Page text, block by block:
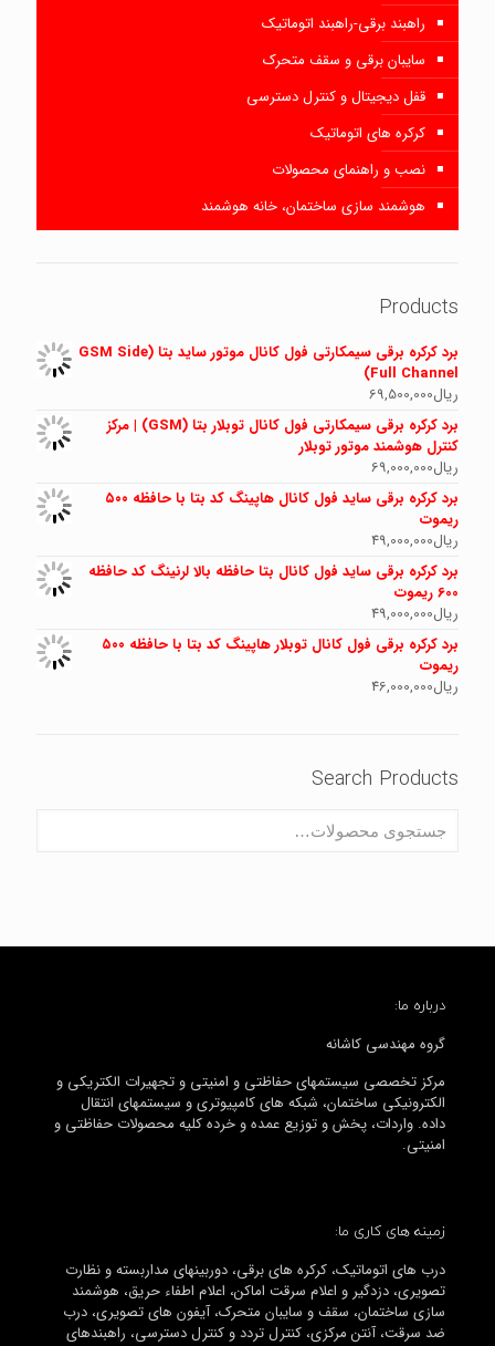
راهبند برقی-راهبند اتوماتیک
سایبان برقی و سقف متحرک
قفل دیجیتال و کنترل دسترسی
کرکره های اتوماتیک
نصب و راهنمای محصولات
هوشمند سازی ساختمان، خانه هوشمند
Products
برد کرکره برقی سیمکارتی فول کانال موتور ساید بتا (GSM Side
Full Channel)
ریال69,500,000
برد کرکره برقی سیمکارتی فول کانال توبلار بتا (GSM) | مرکز
کنترل هوشمند موتور توبلار
ریال69,000,000
برد کرکره برقی ساید فول کانال هاپینگ کد بتا با حافظه ۵۰۰
ریموت
ریال49,000,000
برد کرکره برقی ساید فول کانال بتا حافظه بالا لرنینگ کد حافظه
600 ریموت
ریال49,000,000
برد کرکره برقی فول کانال توبلار هاپینگ کد بتا با حافظه ۵۰۰
ریموت
ریال46,000,000
Search Products
درباره ما:
گروه مهندسی کاشانه
مرکز تخصصی سیستمهای حفاظتی و امنیتی و تجهیرات الکتریکی و
الکترونیکی ساختمان، شبکه های کامپیوتری و سیستمهای انتقال
داده. واردات، پخش و توزیع عمده و خرده کلیه محصولات حفاظتی و
امنیتی.
زمینه های کاری ما:
درب های اتوماتیک، کرکره های برقی، دوربینهای مداربسته و نظارت
تصویری، دزدگیر و اعلام سرقت اماکن، اعلام اطفاء حریق، هوشمند
سازی ساختمان، سقف و سایبان متحرک، آیفون های تصویری، درب
ضد سرقت، آنتن مرکزی، کنترل تردد و کنترل دسترسی، راهبندهای